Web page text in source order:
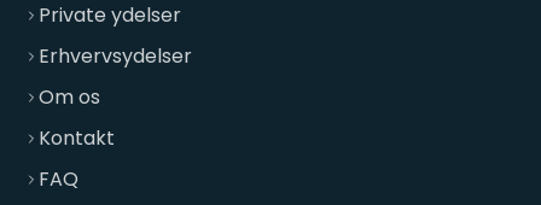
Private ydelser
Erhvervsydelser
Om os
Kontakt
FAQ